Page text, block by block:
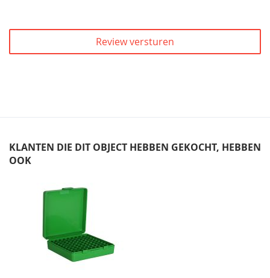
Review versturen
KLANTEN DIE DIT OBJECT HEBBEN GEKOCHT, HEBBEN
OOK
carousel